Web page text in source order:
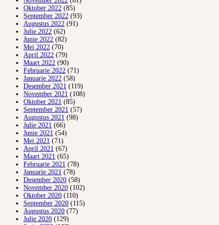
Oktober 2022 (85)
September 2022 (93)
Augustus 2022 (91)
Julie 2022 (62)
Junie 2022 (82)
Mei 2022 (70)
April 2022 (79)
Maart 2022 (90)
Februarie 2022 (71)
Januarie 2022 (58)
Desember 2021 (119)
November 2021 (108)
Oktober 2021 (85)
September 2021 (57)
Augustus 2021 (98)
Julie 2021 (66)
Junie 2021 (54)
Mei 2021 (71)
April 2021 (67)
Maart 2021 (65)
Februarie 2021 (78)
Januarie 2021 (78)
Desember 2020 (58)
November 2020 (102)
Oktober 2020 (110)
September 2020 (115)
Augustus 2020 (77)
Julie 2020 (129)